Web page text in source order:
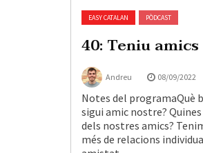
EASY CATALAN PÒDCAST
40: Teniu
Andreu 08/09/2022
Notes del programaQuè
sigui amic nostre?
dels nostres amics?
més de relacions